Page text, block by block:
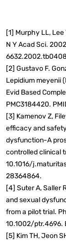
[1] Murphy LL,
N Y Acad Sci.
[2] Gustavo F.
Lepidium meyenii
Evid Based
PMC3184420.
[3] Kamenov Z,
efficacy and
dysfunction-A
controlled clinical
10.1016/
28364864.
[4] Suter A, Saller
and sexual
from a pilot trial.
10.1002/ptr.4696.
[5] Kim TH, Jeon